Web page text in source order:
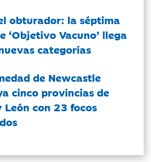
obturador: la séptima
‘Objetivo Vacuno’ llega
categorías
de Newcastle
cinco provincias de
León con 23 focos